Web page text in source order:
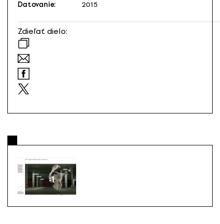
Datovanie:
2015
Zdieľať dielo: